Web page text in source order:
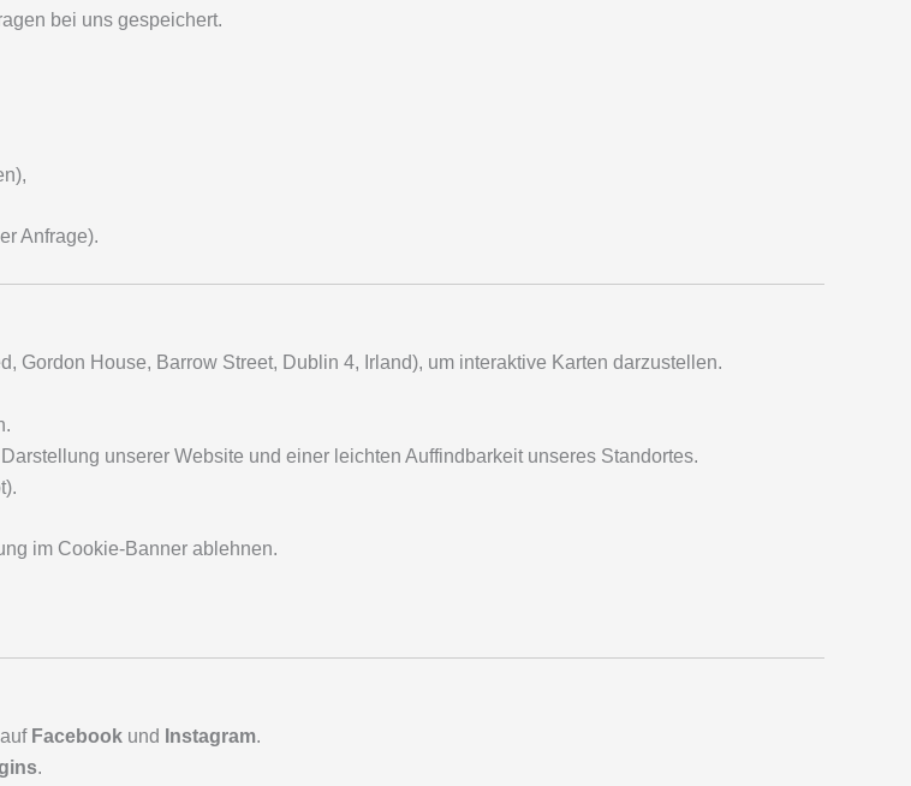
bei uns gespeichert.
Anfrage).
Gordon House, Barrow Street, Dublin 4, Irland), um interaktive Karten darzustellen.
unserer Website und einer leichten Auffindbarkeit unseres Standortes.
im Cookie-Banner ablehnen.
auf Facebook und Instagram.
.